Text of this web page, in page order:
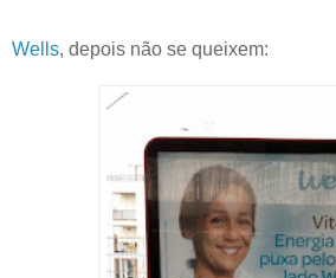
Wells, depois não se queixem: